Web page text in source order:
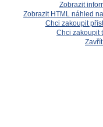
Zobrazit
Zobrazit HTML náhled
Chci zakoupit
Chci zakoupit